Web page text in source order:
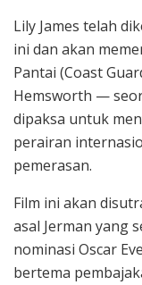
Lily James telah
ini dan akan
Pantai (Coast
Hemsworth —
dipaksa untuk
perairan
pemerasan.
Film ini akan
asal Jerman yang
nominasi Oscar
bertema